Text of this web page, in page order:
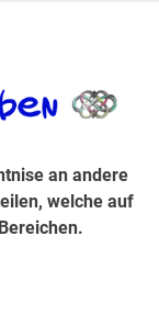
an andere
welche auf